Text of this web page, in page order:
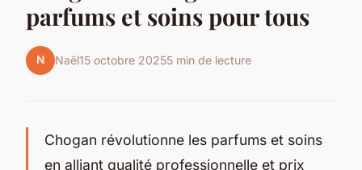
parfums et soins pour tous
N Naël15 octobre 20255 min de lecture
Chogan révolutionne les parfums et soins
en alliant qualité professionnelle et prix